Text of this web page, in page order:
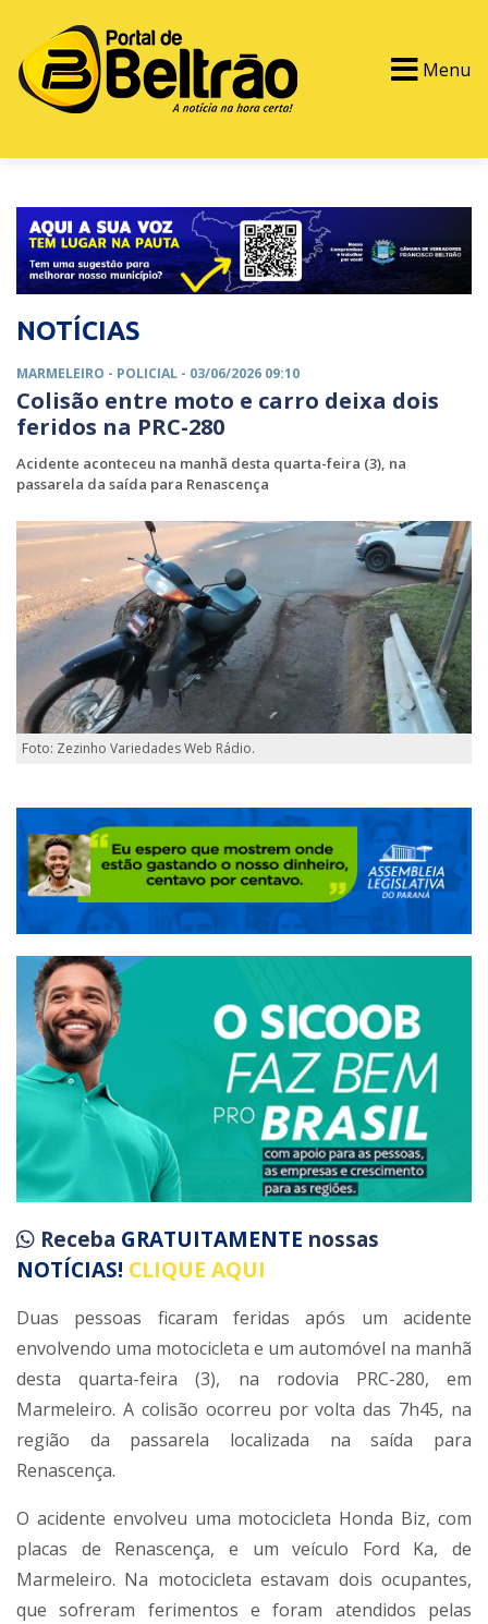
Menu
NOTÍCIAS
MARMELEIRO - POLICIAL - 03/06/2026 09:10
Colisão entre moto e carro deixa dois
feridos na PRC-280
Acidente aconteceu na manhã desta quarta-feira (3), na
passarela da saída para Renascença
Foto: Zezinho Variedades Web Rádio.
Receba GRATUITAMENTE nossas
NOTÍCIAS! CLIQUE AQUI
Duas pessoas ficaram feridas após um acidente
envolvendo uma motocicleta e um automóvel na manhã
desta quarta-feira (3), na rodovia PRC-280, em
Marmeleiro. A colisão ocorreu por volta das 7h45, na
região da passarela localizada na saída para
Renascença.
O acidente envolveu uma motocicleta Honda Biz, com
placas de Renascença, e um veículo Ford Ka, de
Marmeleiro. Na motocicleta estavam dois ocupantes,
que sofreram ferimentos e foram atendidos pelas